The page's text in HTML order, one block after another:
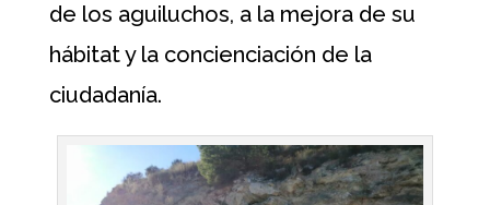
de los aguiluchos, a la mejora de su
hábitat y la concienciación de la
ciudadanía.